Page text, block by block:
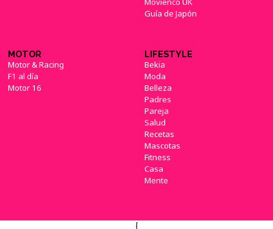
Guía de Japón
MOTOR
Motor & Racing
F1 al día
Motor 16
LIFESTYLE
Bekia
Moda
Belleza
Padres
Pareja
Salud
Recetas
Mascotas
Fitness
Casa
Mente
{